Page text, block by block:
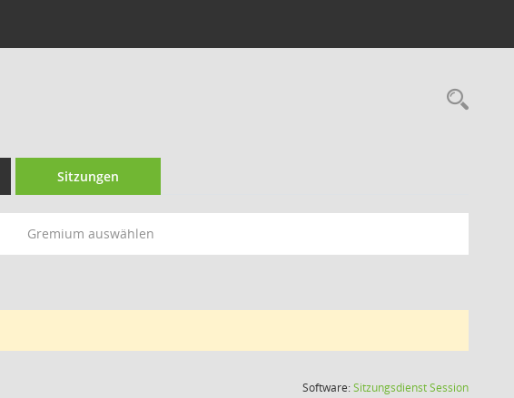
Sitzungen
Gremium auswählen
Software:SitzungsdienstSession(Wird in